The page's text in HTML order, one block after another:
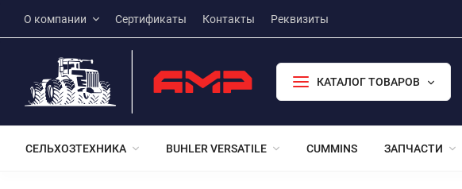
О компании Сертификаты Контакты Реквизиты
КАТАЛОГ ТОВАРОВ
СЕЛЬХОЗТЕХНИКА BUHLER VERSATILE CUMMINS ЗАПЧАСТИ